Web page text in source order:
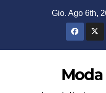
Gio. Ago 6th,
Moda